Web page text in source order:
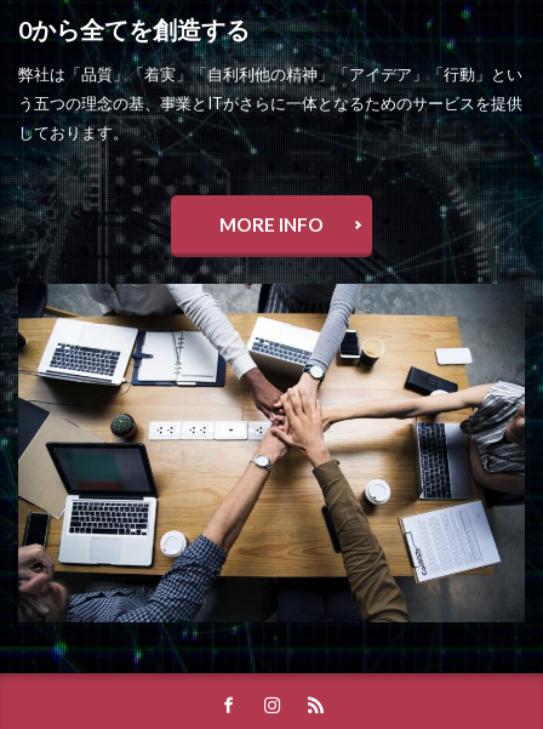
0から全てを創造する
弊社は「品質」「着実」「自利利他の精神」「アイデア」「行動」とい
う五つの理念の基、事業とITがさらに一体となるためのサービスを提供
しております。
MORE INFO